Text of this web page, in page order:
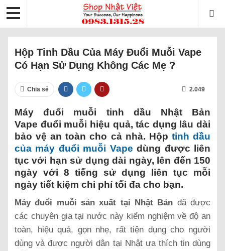
Hộp Tinh Dầu Của Máy Đuổi Muỗi Vape
Có Hạn Sử Dụng Không Các Mẹ ?
Chia sẻ 2.049
Máy đuổi muỗi tinh dầu Nhật Bản
Vape đuổi muỗi hiệu quả, tác dụng lâu dài
bảo vệ an toàn cho cả nhà. Hộp tinh dầu
của máy đuổi muỗi Vape dùng được liên
tục với hạn sử dụng dài ngày, lên đến 150
ngày với 8 tiếng sử dụng liên tục mỗi
ngày tiết kiệm chi phí tối đa cho bạn.
Máy đuổi muỗi sản xuất tại Nhật Bản đã được
các chuyên gia tại nước này kiểm nghiệm về độ an
toàn, hiệu quả, gọn nhẹ, rất tiện dụng cho người
dùng và được người dân tại Nhật ưa thích tin dùng